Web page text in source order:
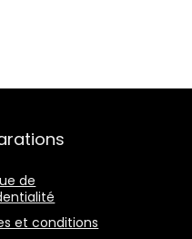
de
et conditions